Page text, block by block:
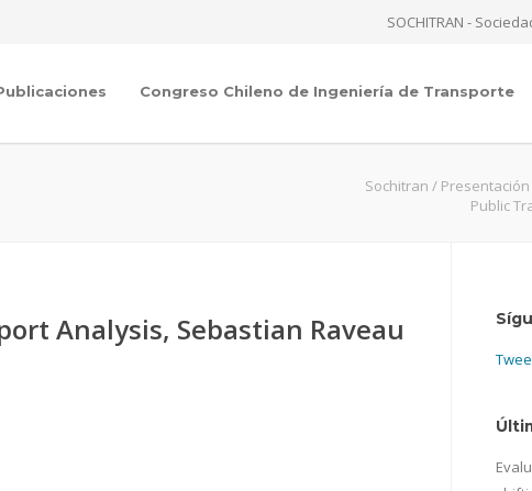
SOCHITRAN -
Congreso Chileno de Ingeniería de Transporte
Sochitran /
Public
Analysis, Sebastian Raveau